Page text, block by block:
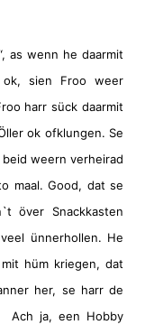
as wenn he daarmit
sien Froo weer
harr sück daarmit
ok ofklungen. Se
weern verheirad
maal. Good, dat se
över Snackkasten
ünnerhollen. He
hüm kriegen, dat
her, se harr de
Ach ja, een Hobby